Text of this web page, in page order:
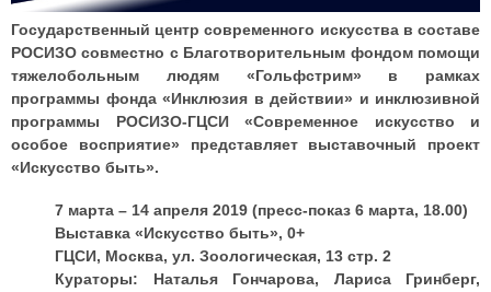
Государственный центр современного искусства в составе
РОСИЗО совместно с Благотворительным фондом помощи
тяжелобольным людям «Гольфстрим» в рамках
программы фонда «Инклюзия в действии» и инклюзивной
программы РОСИЗО-ГЦСИ «Современное искусство и
особое восприятие» представляет выставочный проект
«Искусство быть».
7 марта – 14 апреля 2019 (пресс-показ 6 марта, 18.00)
Выставка «Искусство быть», 0+
ГЦСИ, Москва, ул. Зоологическая, 13 стр. 2
Кураторы: Наталья Гончарова, Лариса Гринберг,